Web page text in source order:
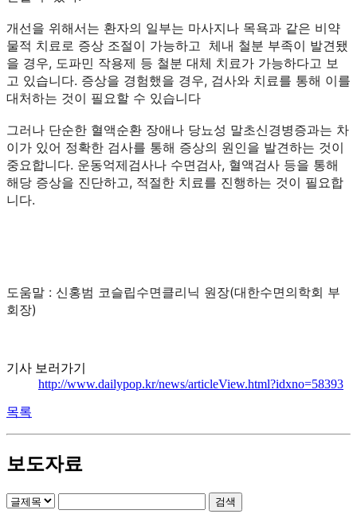
개선을 위해서는 환자의 일부는 마사지나 목욕과 같은 비약
물적 치료로 증상 조절이 가능하고 체내 철분 부족이 발견됐
을 경우, 도파민 작용제 등 철분 대체 치료가 가능하다고 보
고 있습니다. 증상을 경험했을 경우, 검사와 치료를 통해 이를
대처하는 것이 필요할 수 있습니다
그러나 단순한 혈액순환 장애나 당뇨성 말초신경병증과는 차
이가 있어 정확한 검사를 통해 증상의 원인을 발견하는 것이
중요합니다. 운동억제검사나 수면검사, 혈액검사 등을 통해
해당 증상을 진단하고, 적절한 치료를 진행하는 것이 필요합
니다.
도움말 : 신홍범 코슬립수면클리닉 원장(대한수면의학회 부
회장)
기사 보러가기
http://www.dailypop.kr/news/articleView.html?idxno=58393
목록
보도자료